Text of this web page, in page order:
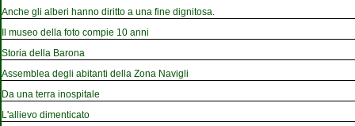
Anche gli alberi hanno diritto a una fine dignitosa.
Il museo della foto compie 10 anni
Storia della Barona
Assemblea degli abitanti della Zona Navigli
Da una terra inospitale
L'allievo dimenticato